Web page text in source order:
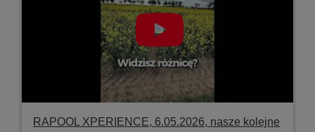
RAPOOL XPERIENCE, 6.05.2026, nasze kolejne